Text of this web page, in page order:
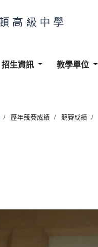
招生資訊 教學單位
歷年競賽成績 競賽成績